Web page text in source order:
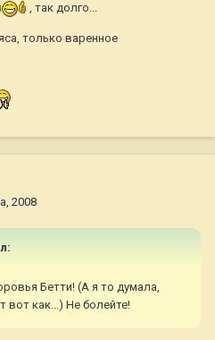
, так долго...
только варенное
2008
Бетти! (А я то думала,
вот как...) Не болейте!